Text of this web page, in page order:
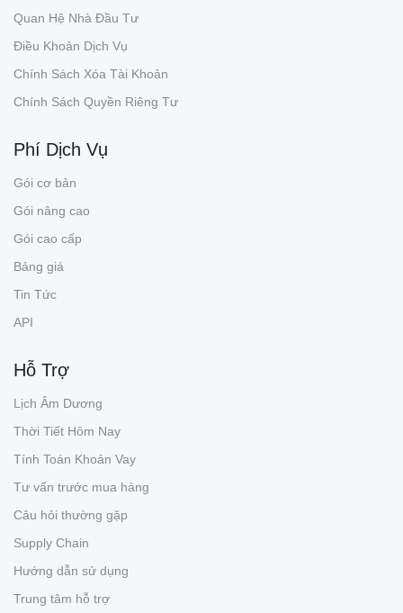
Quan Hệ Nhà Đầu Tư
Điều Khoản Dịch Vụ
Chính Sách Xóa Tài Khoản
Chính Sách Quyền Riêng Tư
Phí Dịch Vụ
Gói cơ bản
Gói nâng cao
Gói cao cấp
Bảng giá
Tin Tức
API
Hỗ Trợ
Lịch Âm Dương
Thời Tiết Hôm Nay
Tính Toán Khoản Vay
Tư vấn trước mua hàng
Câu hỏi thường gặp
Supply Chain
Hướng dẫn sử dụng
Trung tâm hỗ trợ